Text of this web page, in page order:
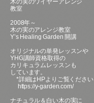
木の実のワイヤーアレンジ
教室
2008年～
木の実のアレンジ教室
Y’s Healing Garden 開講
オリジナルの単発レッスンや
YHG講師資格取得の
カリキュラムレッスンも
しています。
*詳細はHPよりご覧ください
https://y-garden.com/
ナチュラル＆白い木の実に